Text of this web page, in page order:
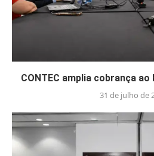
CONTEC amplia cobrança
31 de julho de